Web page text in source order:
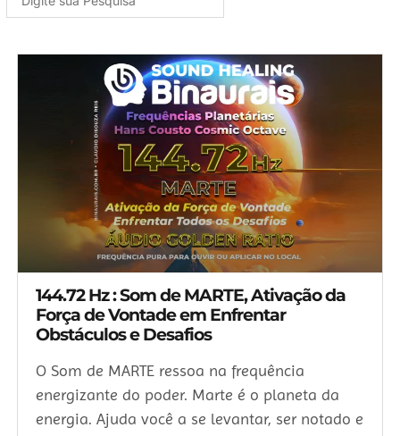
144.72 Hz : Som de MARTE, Ativação da
Força de Vontade em Enfrentar
Obstáculos e Desafios
O Som de MARTE ressoa na frequência
energizante do poder. Marte é o planeta da
energia. Ajuda você a se levantar, ser notado e